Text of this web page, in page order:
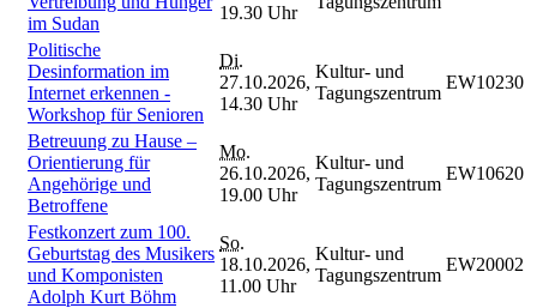
im Sudan
19.30 Uhr
Politische
Desinformation im
Internet erkennen -
Workshop für Senioren
Di.
27.10.2026,
14.30 Uhr
Kultur- und
Tagungszentrum
EW10230
Betreuung zu Hause –
Orientierung für
Angehörige und
Betroffene
Mo.
26.10.2026,
19.00 Uhr
Kultur- und
Tagungszentrum
EW10620
Festkonzert zum 100.
Geburtstag des Musikers
und Komponisten
Adolph Kurt Böhm
So.
18.10.2026,
11.00 Uhr
Kultur- und
Tagungszentrum
EW20002